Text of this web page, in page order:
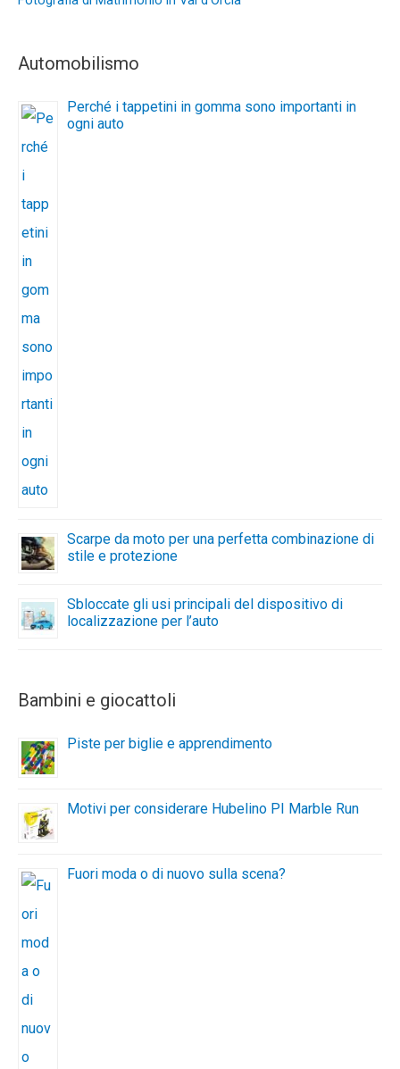
Automobilismo
Perché i tappetini in gomma sono importanti in
ogni auto
Scarpe da moto per una perfetta combinazione di
stile e protezione
Sbloccate gli usi principali del dispositivo di
localizzazione per l’auto
Bambini e giocattoli
Piste per biglie e apprendimento
Motivi per considerare Hubelino PI Marble Run
Fuori moda o di nuovo sulla scena?